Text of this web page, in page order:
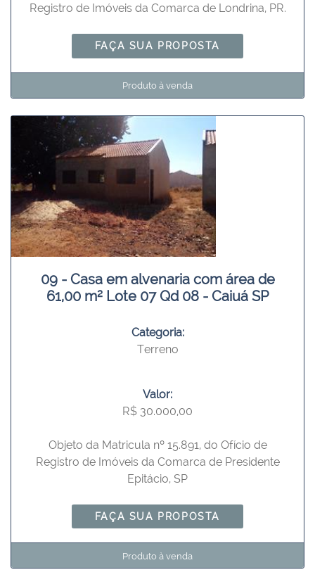
Registro de Imóveis da Comarca de Londrina, PR.
FAÇA SUA PROPOSTA
Produto à venda
09 - Casa em alvenaria com área de
61,00 m² Lote 07 Qd 08 - Caiuá SP
Categoria:
Terreno
Valor:
R$ 30.000,00
Objeto da Matricula nº 15.891, do Ofício de
Registro de Imóveis da Comarca de Presidente
Epitácio, SP
FAÇA SUA PROPOSTA
Produto à venda